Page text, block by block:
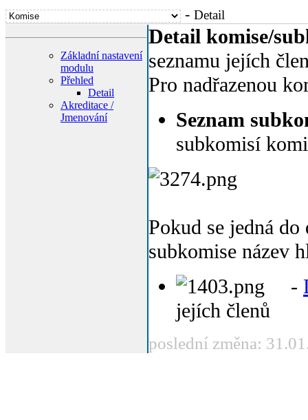
- Detail
Základní nastavení
modulu
Přehled
Detail
Akreditace /
Jmenování
Detail komise/
seznamu jejích
Pro nadřazenou
Seznam
subkomisí
Pokud se jedná
subkomise název
-
jejích členů
poslední změna: